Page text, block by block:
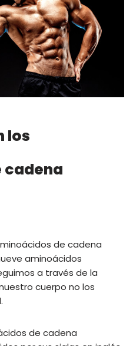
los
cadena
de cadena
aminoácidos
a través de la
cuerpo no los
de cadena